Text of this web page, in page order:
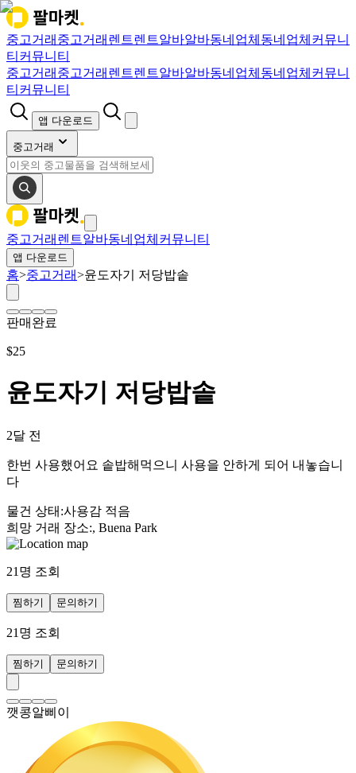
중고거래 중고거래 렌트렌트알바알바동네업체 동네업체 커뮤니
티 커뮤니티
중고거래 중고거래 렌트렌트알바알바동네업체 동네업체 커뮤니
티 커뮤니티
앱 다운로드
중고거래
중고거래 렌트알바동네업체 커뮤니티
앱 다운로드
홈>중고거래>윤도자기 저당밥솥
판매완료
$25
윤도자기 저당밥솥
2달 전
한번 사용했어요 솥밥해먹으니 사용을 안하게 되어 내놓습니
다
물건 상태 :사용감 적음
희망 거래 장소:, Buena Park
21 명 조회
찜하기 문의하기
21 명 조회
찜하기 문의하기
깻콩알삐이